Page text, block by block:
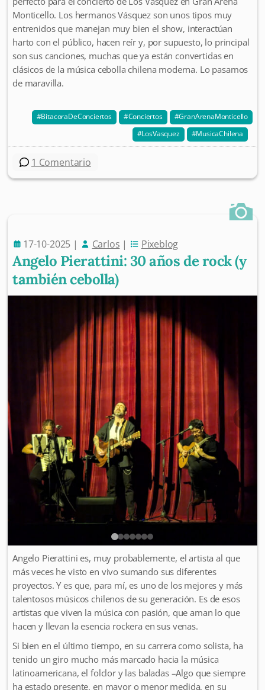
Monticello. Los hermanos Vásquez son unos tipos muy
entrenidos que manejan muy bien el show, interactúan
harto con el público, hacen reír y, por supuesto, lo principal
son sus canciones, muchas que ya están convertidas en
clásicos de la música cebolla chilena moderna. Lo pasamos
de maravilla.
BitacoraDeConciertos Conciertos
GranArenaMonticello
LosVasquez
MusicaChilena
1 Comentario
17-10-2025 | Carlos | Pixeblog
Angelo Pierattini: 30 años de rock (y
también cebolla)
Angelo Pierattini es, muy probablemente, el artista al que
más veces he visto en vivo sumando sus diferentes
proyectos. Y es que, para mí, es uno de los mejores y más
talentosos músicos chilenos de su generación. Es de esos
artistas que viven la música con pasión, que aman lo que
hacen y llevan la esencia rockera en sus venas.
Si bien en el último tiempo, en su carrera como solista, ha
tenido un giro mucho más marcado hacia la música
latinoamericana, el folclor y las baladas –Algo que siempre
ha estado presente, en mayor o menor medida, en su